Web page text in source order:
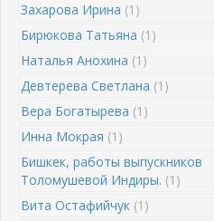
Захарова Ирина (1)
Бирюкова Татьяна (1)
Наталья Анохина (1)
Девтерева Светлана (1)
Вера Богатырева (1)
Инна Мокрая (1)
Бишкек, работы выпускников
Толомушевой Индиры. (1)
Вита Остафийчук (1)